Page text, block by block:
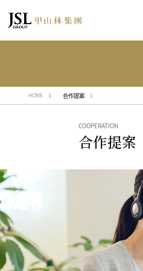
HOME 合作提案
合作提案
COOPERATION